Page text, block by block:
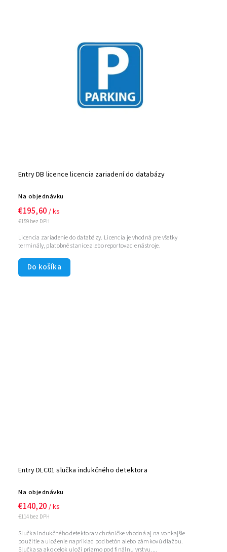
Entry DB licence licencia zariadení do databázy
Na objednávku
€159 bez DPH
€195,60 / ks
Do košíka
Licencia zariadenie do databázy. Licencia je vhodná pre všetky
terminály, platobné stanice alebo reportovacie nástroje.
Entry DLC01 slučka indukčného detektora
Na objednávku
€114 bez DPH
€140,20 / ks
Slučka indukčného detektora v chráničke vhodná aj na vonkajšie
použitie a uloženie napríklad pod betón alebo zámkovú dlažbu.
Slučka sa ako celok uloží priamo pod finálnu vrstvu....